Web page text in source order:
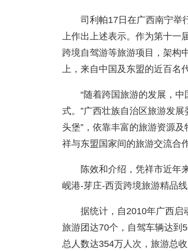
司利帕17日在广西南宁举
上作出上述表示。作为第十一
跨境自驾游等旅游项目，架构
上，来自中国及东盟的近百名
“随着跨国旅游的发展，
式。”广西壮族自治区旅游发
头堡”，依靠丰富的旅游资源
祥与东盟国家间的旅游交流合
陈效和介绍，凭祥市近年
岘港-芽庄-西贡跨境旅游精品
据统计，自2010年广西启
旅游团达70个，自驾车辆达到
总人数达354万人次，旅游总收